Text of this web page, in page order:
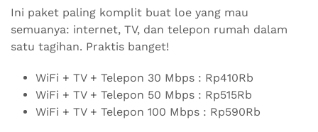
Ini paket paling komplit buat loe yang mau
semuanya: internet, TV, dan telepon rumah dalam
satu tagihan. Praktis banget!
WiFi + TV + Telepon 30 Mbps : Rp410Rb
WiFi + TV + Telepon 50 Mbps : Rp515Rb
WiFi + TV + Telepon 100 Mbps : Rp590Rb